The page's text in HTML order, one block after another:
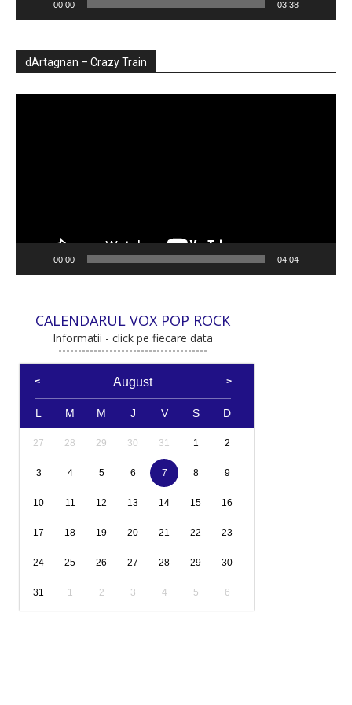
00:00 03:38
dArtagnan – Crazy Train
00:00 04:04
CALENDARUL VOX POP ROCK
Informatii - click pe fiecare data
August
L M M J V S D
27 28 29 30 31 1 2
3 4 5 6 7 8 9
10 11 12 13 14 15 16
17 18 19 20 21 22 23
24 25 26 27 28 29 30
31 1 2 3 4 5 6